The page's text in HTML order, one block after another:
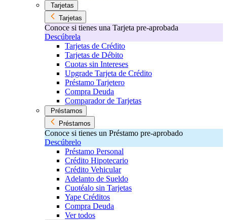
Tarjetas
Tarjetas
Conoce si tienes una Tarjeta pre-aprobada
Descúbrela
Tarjetas de Crédito
Tarjetas de Débito
Cuotas sin Intereses
Upgrade Tarjeta de Crédito
Préstamo Tarjetero
Compra Deuda
Comparador de Tarjetas
Préstamos
Préstamos
Conoce si tienes un Préstamo pre-aprobado
Descúbrelo
Préstamo Personal
Crédito Hipotecario
Crédito Vehicular
Adelanto de Sueldo
Cuotéalo sin Tarjetas
Yape Créditos
Compra Deuda
Ver todos